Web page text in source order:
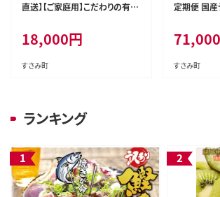
直送】【ご家庭用】こだわりの有田
償分) 有機質肥料100% サイズ
混合 ※北海道・沖縄・離島配送
不可【nuk101-12C】
18,000円
すさみ町
定期便 国産
け！/ウナギ
野牛 鮪 まぐ
71,000
すさみ町
ランキング